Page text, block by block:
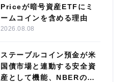
Priceが暗号資産ETFにミ
ームコインを含める理由
2026.08.08
ステーブルコイン預金が米
国債市場と連動する安全資
産として機能、NBERの研